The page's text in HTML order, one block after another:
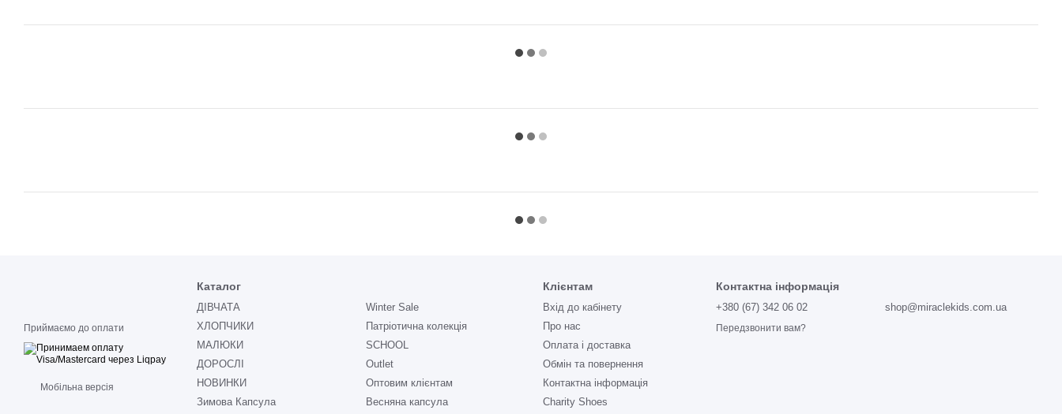
Приймаємо до оплати
Мобільна версія
Каталог
ДІВЧАТА
ХЛОПЧИКИ
МАЛЮКИ
ДОРОСЛІ
НОВИНКИ
Зимова Капсула
Winter Sale
Патріотична колекція
SCHOOL
Outlet
Оптовим клієнтам
Весняна капсула
Клієнтам
Вхід до кабінету
Про нас
Оплата і доставка
Обмін та повернення
Контактна інформація
Charity Shoes
Контактна інформація
+380 (67) 342 06 02
Передзвонити вам?
shop@miraclekids.com.ua